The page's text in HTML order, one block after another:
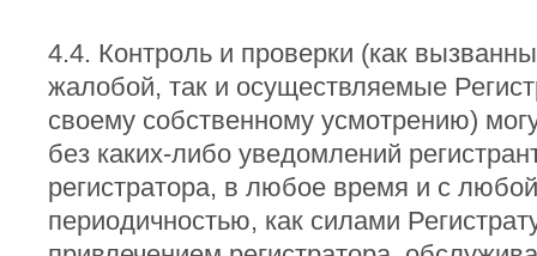
4.4. Контроль и проверки (как
жалобой, так и осуществляемые
своему собственному усмотрению)
без каких-либо уведомлений
регистратора, в любое время и с любой
периодичностью, как силами